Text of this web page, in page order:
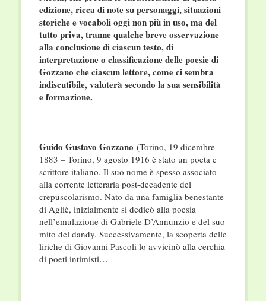
edizione, ricca di note su personaggi, situazioni
storiche e vocaboli oggi non più in uso, ma del
tutto priva, tranne qualche breve osservazione
alla conclusione di ciascun testo, di
interpretazione o classificazione delle poesie di
Gozzano che ciascun lettore, come ci sembra
indiscutibile, valuterà secondo la sua sensibilità
e formazione.
Guido Gustavo Gozzano (Torino, 19 dicembre
1883 – Torino, 9 agosto 1916 è stato un poeta e
scrittore italiano. Il suo nome è spesso associato
alla corrente letteraria post-decadente del
crepuscolarismo. Nato da una famiglia benestante
di Agliè, inizialmente si dedicò alla poesia
nell’emulazione di Gabriele D’Annunzio e del suo
mito del dandy. Successivamente, la scoperta delle
liriche di Giovanni Pascoli lo avvicinò alla cerchia
di poeti intimisti…